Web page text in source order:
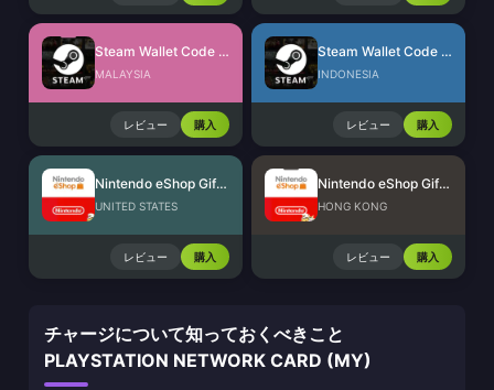
Steam Wallet Code (MYR)
MALAYSIA
レビュー 購入
Steam Wallet Code (IDR)
INDONESIA
レビュー 購入
Nintendo eShop Gift Card (US)
UNITED STATES
レビュー 購入
Nintendo eShop Gift Card (HK)
HONG KONG
レビュー 購入
チャージについて知っておくべきこと
PLAYSTATION NETWORK CARD (MY)